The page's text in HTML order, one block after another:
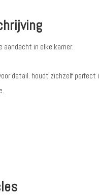
in elke kamer.
detail. houdt zichzelf